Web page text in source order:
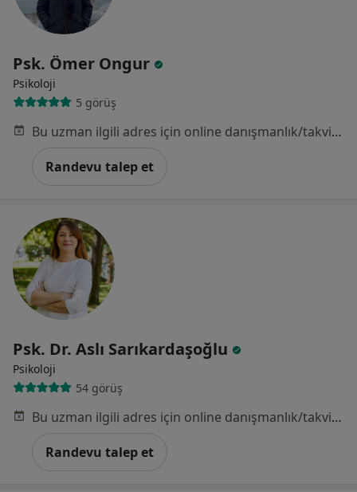
Psk. Ömer Ongur
Psikoloji
5 görüş
Bu uzman ilgili adres için online danışmanlık/takvim sunmuyor.
Randevu talep et
Psk. Dr. Aslı Sarıkardaşoğlu
Psikoloji
54 görüş
Bu uzman ilgili adres için online danışmanlık/takvim sunmuyor.
Randevu talep et